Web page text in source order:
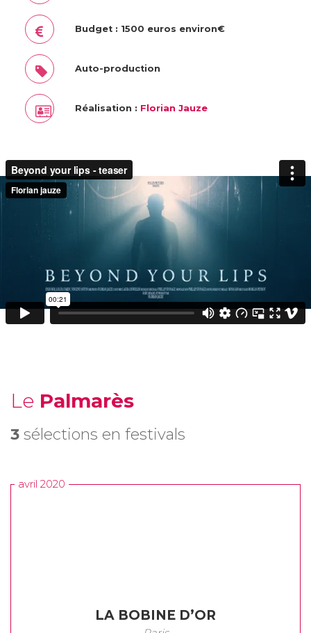
Budget : 1500 euros environ€
Auto-production
Réalisation : Florian Jauze
Le Palmarès
3 sélections en festivals
avril 2020
LA BOBINE D’OR